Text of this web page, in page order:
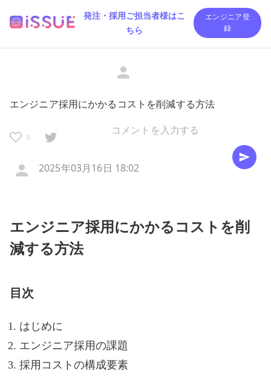
発注・採用ご担当者様はこ
ちら
エンジニア登
録
エンジニア採用にかかるコストを削減する方法
0
2025年03月16日 18:02
エンジニア採用にかかるコストを削
減する方法
目次
はじめに
エンジニア採用の課題
採用コストの構成要素